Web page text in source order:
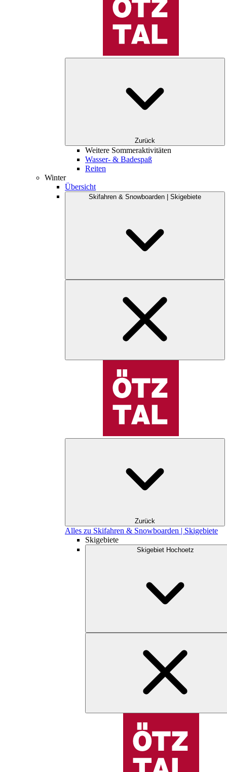
Zurück
Weitere Sommeraktivitäten
Wasser- & Badespaß
Reiten
Winter
Übersicht
Skifahren & Snowboarden | Skigebiete
Zurück
Alles zu Skifahren & Snowboarden | Skigebiete
Skigebiete
Skigebiet Hochoetz